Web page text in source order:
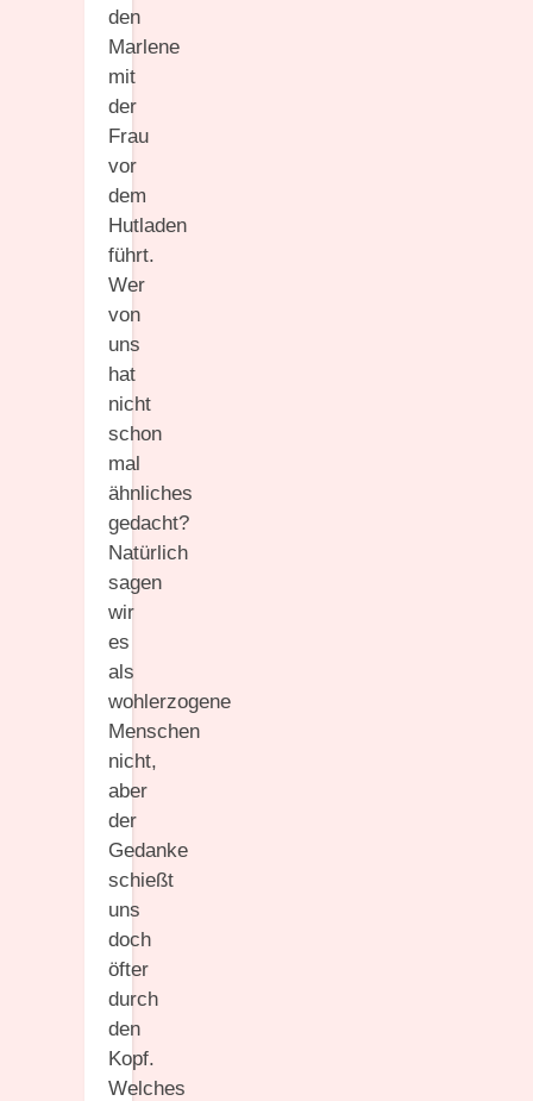
den
Marlene
mit
der
Frau
vor
dem
Hutladen
führt.
Wer
von
uns
hat
nicht
schon
mal
ähnliches
gedacht?
Natürlich
sagen
wir
es
als
wohlerzogene
Menschen
nicht,
aber
der
Gedanke
schießt
uns
doch
öfter
durch
den
Kopf.
Welches